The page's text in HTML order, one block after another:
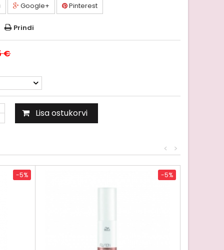
Google+ Pinterest
Prindi
€
Lisa ostukorvi
>
<
-5% -5%